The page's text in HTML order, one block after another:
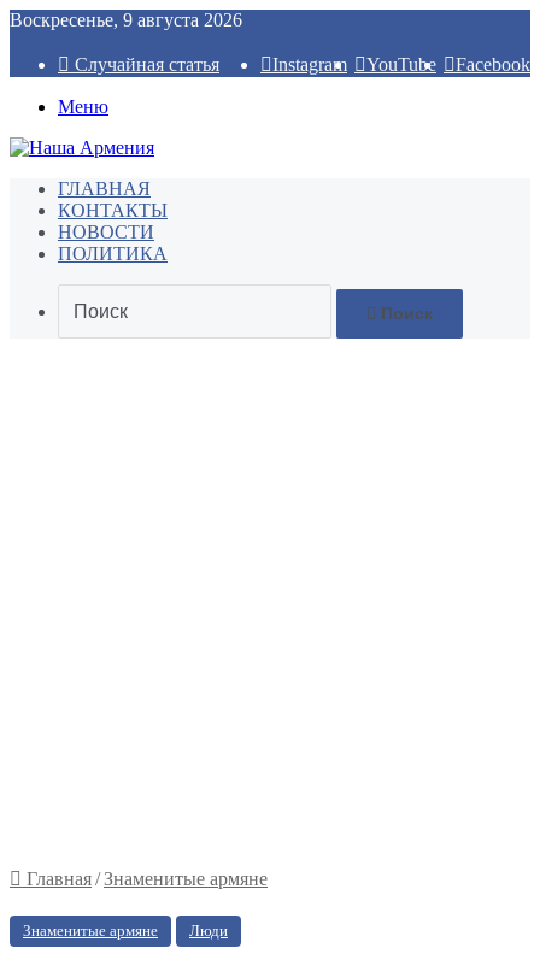
Воскресенье, 9 августа 2026
Facebook
YouTube
Instagram
Случайная статья
Меню
ГЛАВНАЯ
КОНТАКТЫ
НОВОСТИ
ПОЛИТИКА
Поиск
Главная/Знаменитые армяне
Знаменитые армяне Люди